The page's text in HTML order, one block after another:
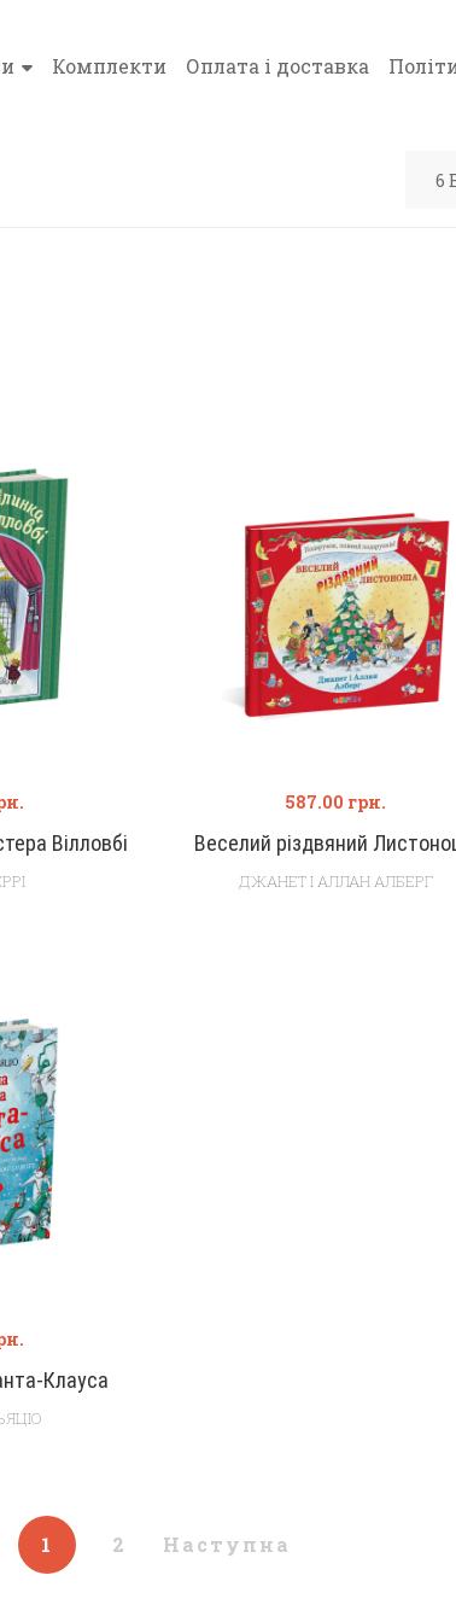
Комплекти Оплата і доставка
Вілловбі Веселий різдвяний
587.00 грн.
ДЖАНЕТ І АЛЛАН АЛБЕРГ
Клауса
1 2 Наступна